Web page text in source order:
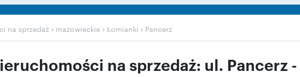
na sprzedaż › mazowieckie › Łomianki › Pancerz
na sprzedaż: ul. Pancerz